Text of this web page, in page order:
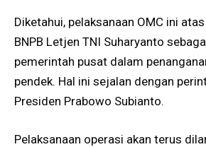
Diketahui, pelaksanaan OMC ini
BNPB Letjen TNI Suharyanto
pemerintah pusat dalam
pendek. Hal ini sejalan dengan
Presiden Prabowo Subianto.
Pelaksanaan operasi akan terus